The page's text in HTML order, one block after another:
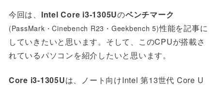
今回は、 Intel Core i3-1305Uのベンチマーク
(PassMark・Cinebench R23・Geekbench 5)性能を記事に
していきたいと思います。そして、このCPUが搭載さ
れているパソコンを紹介したいと思います。
Core i3-1305Uは、ノート向けIntel 第13世代 Core U